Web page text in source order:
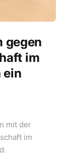
gegen
im
ein
mit der
im